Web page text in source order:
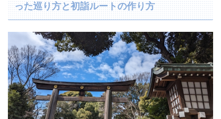
った巡り方と初詣ルートの作り方